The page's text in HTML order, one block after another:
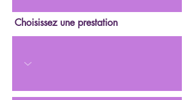
Choisissez une prestation